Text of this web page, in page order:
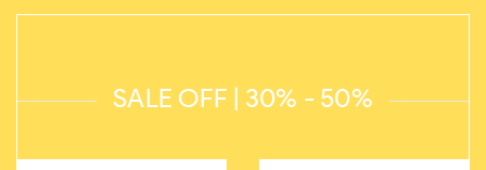
SALE OFF | 30% - 50%